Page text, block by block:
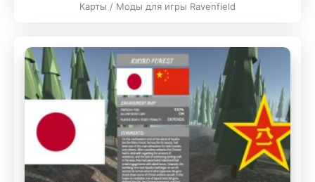
Карты / Моды для игры Ravenfield